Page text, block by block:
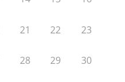
21 22 23
28 29 30